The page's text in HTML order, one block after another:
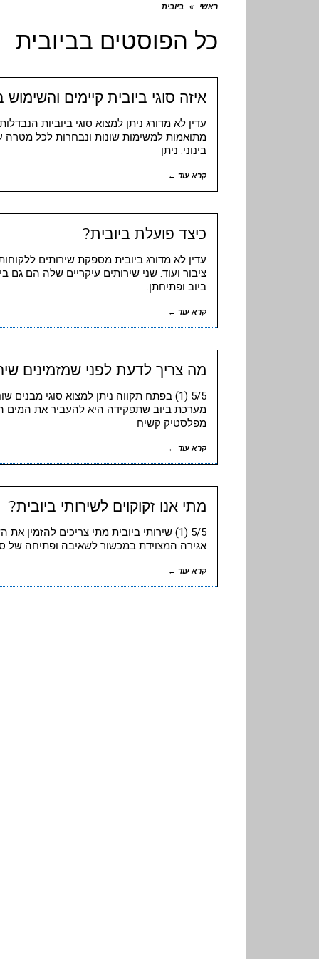
ראשי » ביובית
כל הפוסטים בביובית
איזה סוגי ביובית קיימים והשימוש
עדין לא מדורג ניתן למצוא סוגי ביוביות
מתואמות למשימות שונות ונבחרות לכל מטרה
בינוני. ניתן
קרא עוד ←
כיצד פועלת ביובית?
עדין לא מדורג ביובית מספקת שירותים
ציבור ועוד. שני שירותים עיקריים שלה הם גם
ביוב ופתיחתן.
קרא עוד ←
מה צריך לדעת לפני שמזמינים
5/5 (1) בפתח תקווה ניתן למצוא סוגי
מערכת ביוב שתפקידה היא להעביר את המים
מפלסטיק קשיח
קרא עוד ←
מתי אנו זקוקוים לשירותי ביובית?
5/5 (1) שירותי ביובית מתי צריכים
אגירה המצוידת במכשור לשאיבה ופתיחה של
קרא עוד ←